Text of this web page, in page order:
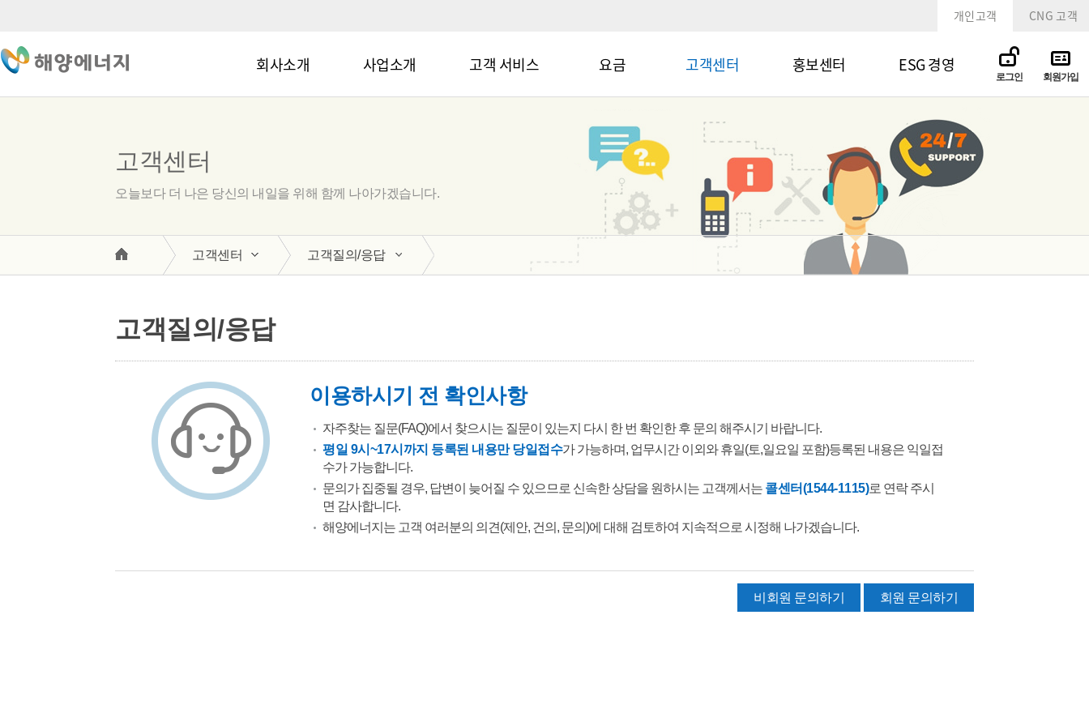
개인고객 CNG 고객
회사소개 사업소개 고객 서비스 요금 고객센터 홍보센터 ESG 경영
로그인 회원가입
고객센터
오늘보다 더 나은 당신의 내일을 위해 함께 나아가겠습니다.
고객센터 고객질의/응답
고객질의/응답
이용하시기 전 확인사항
자주찾는 질문(FAQ)에서 찾으시는 질문이 있는지 다시 한 번 확인한 후 문의 해주시기 바랍니다.
평일 9시~17시까지 등록된 내용만 당일접수가 가능하며, 업무시간 이외와 휴일(토,일요일 포함)등록된 내용은 익일접
수가 가능합니다.
문의가 집중될 경우, 답변이 늦어질 수 있으므로 신속한 상담을 원하시는 고객께서는 콜센터(1544-1115)로 연락 주시
면 감사합니다.
해양에너지는 고객 여러분의 의견(제안, 건의, 문의)에 대해 검토하여 지속적으로 시정해 나가겠습니다.
비회원 문의하기 회원 문의하기